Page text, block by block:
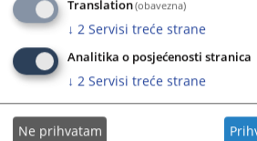
Translation(obavezna)
↓ 2 Servisi treće strane
Analitika o posjećenosti stranica
↓ 2 Servisi treće strane
Ne prihvatam